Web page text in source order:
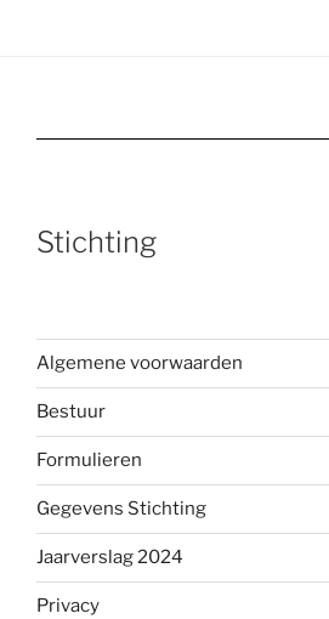
Stichting
Algemene voorwaarden
Bestuur
Formulieren
Gegevens Stichting
Jaarverslag 2024
Privacy